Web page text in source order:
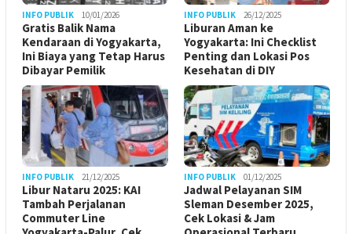
INFO PUBLIK 10/01/2026
Gratis Balik Nama
Kendaraan di Yogyakarta,
Ini Biaya yang Tetap Harus
Dibayar Pemilik
INFO PUBLIK 26/12/2025
Liburan Aman ke
Yogyakarta: Ini Checklist
Penting dan Lokasi Pos
Kesehatan di DIY
INFO PUBLIK 21/12/2025
Libur Nataru 2025: KAI
Tambah Perjalanan
Commuter Line
INFO PUBLIK 01/12/2025
Jadwal Pelayanan SIM
Sleman Desember 2025,
Cek Lokasi & Jam